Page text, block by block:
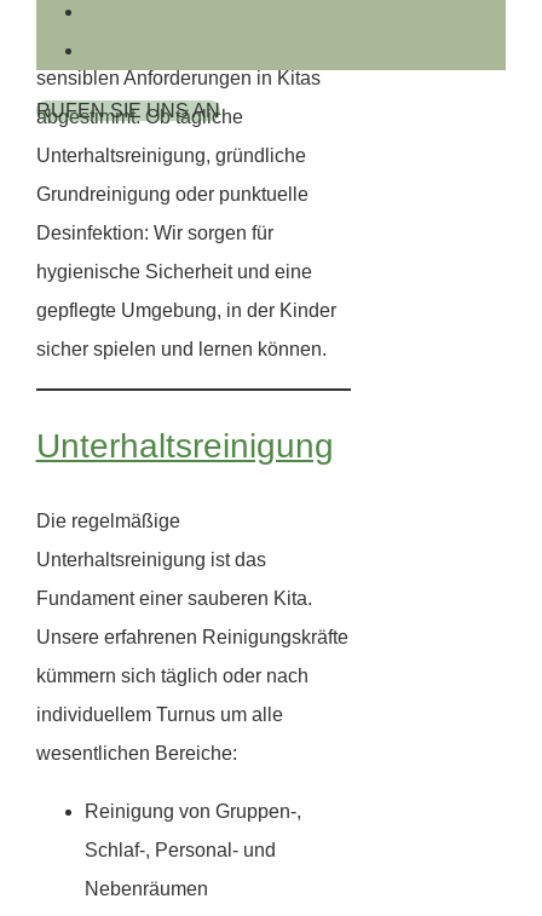
RUFEN SIE UNS AN
sensiblen Anforderungen in Kitas
abgestimmt. Ob tägliche
Unterhaltsreinigung, gründliche
Grundreinigung oder punktuelle
Desinfektion: Wir sorgen für
hygienische Sicherheit und eine
gepflegte Umgebung, in der Kinder
sicher spielen und lernen können.
Unterhaltsreinigung
Die regelmäßige
Unterhaltsreinigung ist das
Fundament einer sauberen Kita.
Unsere erfahrenen Reinigungskräfte
kümmern sich täglich oder nach
individuellem Turnus um alle
wesentlichen Bereiche:
Reinigung von Gruppen-,
Schlaf-, Personal- und
Nebenräumen